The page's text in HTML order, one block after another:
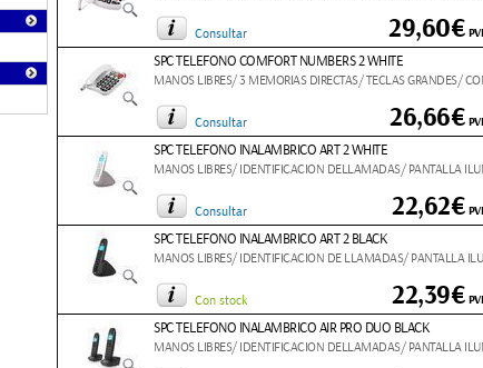
Consultar 29,60€
SPC TELEFONO COMFORT NUMBERS 2 WHITE
MANOS LIBRES/ 3 MEMORIAS DIRECTAS/ TECLAS GRANDES/
Consultar 26,66€
SPC TELEFONO INALAMBRICO ART 2 WHITE
MANOS LIBRES/ IDENTIFICACION DELLAMADAS/ PANTALLA
Consultar 22,62€
SPC TELEFONO INALAMBRICO ART 2 BLACK
MANOS LIBRES/ IDENTIFICACION DE LLAMADAS/ PANTALLA
Con stock 22,39€
SPC TELEFONO INALAMBRICO AIR PRO DUO BLACK
MANOS LIBRES/ IDENTIFICACION DELLAMADAS/ PANTALLA